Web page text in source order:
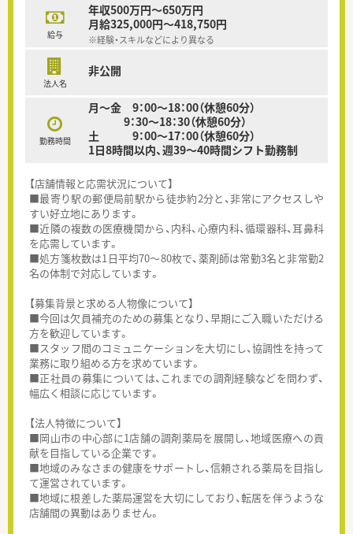
給与
年収500万円～650万円
月給325,000円～418,750円
※経験・スキルなどにより異なる
法人名
非公開
勤務時間
月～金 9：00～18：00（休憩60分）
9：30～18：30（休憩60分）
土 9：00～17：00（休憩60分）
1日8時間以内、週39～40時間シフト勤務制
【店舗情報と応需状況について】
■最寄り駅の郵便局前駅から徒歩約2分と、非常にアクセスしや
すい好立地にあります。
■近隣の複数の医療機関から、内科、心療内科、循環器科、耳鼻科
を応需しています。
■処方箋枚数は1日平均70～80枚で、薬剤師は常勤3名と非常勤2
名の体制で対応しています。
【募集背景と求める人物像について】
■今回は欠員補充のための募集となり、早期にご入職いただける
方を歓迎しています。
■スタッフ間のコミュニケーションを大切にし、協調性を持って
業務に取り組める方を求めています。
■正社員の募集については、これまでの調剤経験などを問わず、
幅広く相談に応じています。
【法人特徴について】
■岡山市の中心部に1店舗の調剤薬局を展開し、地域医療への貢
献を目指している企業です。
■地域のみなさまの健康をサポートし、信頼される薬局を目指し
て運営されています。
■地域に根差した薬局運営を大切にしており、転居を伴うような
店舗間の異動はありません。